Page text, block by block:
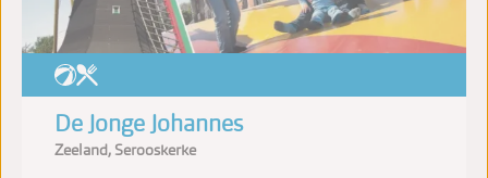
De Jonge Johannes
Zeeland, Serooskerke